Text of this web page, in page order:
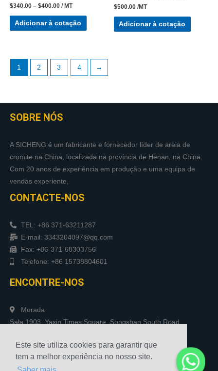
Este site utiliza cookies para garantir que
tem a melhor experiência no nosso site.
$340.00 – $400.00 / MT
Adicionar à cotação
$500.00 /MT
Adicionar à cotação
1 2 3 4 →
SOBRE NÓS
A SICHENG é um fabricante e fornecedor líder de areia de
cromite na China, localizada na província de Henan, na China.
Com 20 anos de experiência em produção e uma equipa de
vendas experiente,
CONTACTE-NOS
TEL: +86 371-63211287
E-mail: 3343204097@qq.com
Fax: +86-371-60303756
Telefone: +86 15738804601
ENCONTRE-NOS
Morada
Sala 1903, Yaxin Times Square, Songshan South Road,